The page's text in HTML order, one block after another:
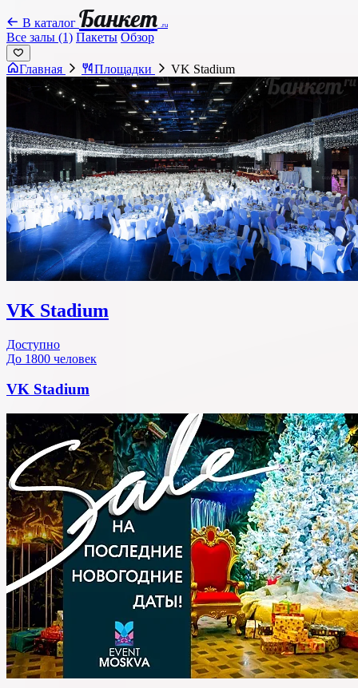
В каталог Банкет .ru
Все залы (1) Пакеты Обзор
Главная Площадки VK Stadium
VK Stadium
Доступно
До 1800 человек
VK Stadium